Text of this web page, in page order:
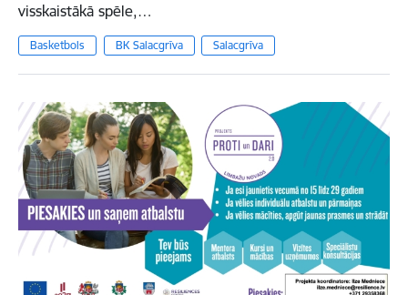
visskaistākā spēle,…
Basketbols BK Salacgrīva Salacgrīva